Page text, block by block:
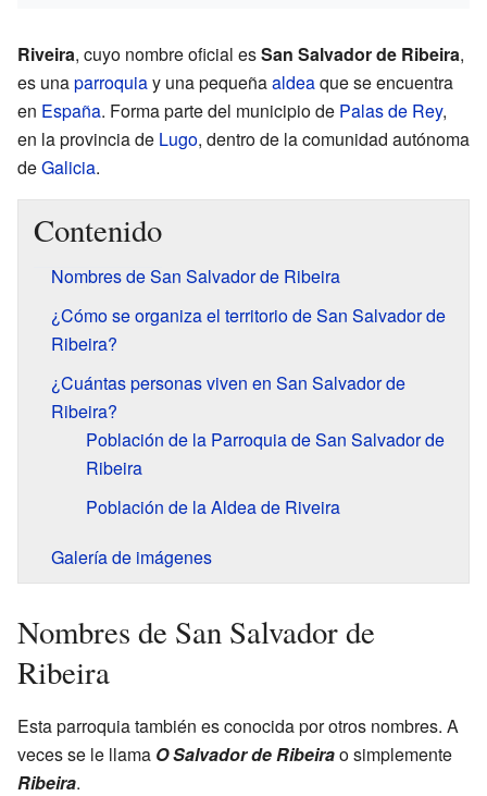
Riveira, cuyo nombre oficial esSan Salvador de Ribeira,
es unaparroquiay una pequeñaaldeaque se encuentra
en España. Forma parte del municipio de Palas de Rey,
en la provincia de Lugo, dentro de la comunidad autónoma
deGalicia.
Contenido
Nombres de San Salvador de Ribeira
¿Cómo se organiza el territorio de San Salvador de
Ribeira?
¿Cuántas personas viven en San Salvador de
Ribeira?
Población de la Parroquia de San Salvador de
Ribeira
Población de la Aldea de Riveira
Galería de imágenes
Nombres de San Salvador de
Ribeira
Esta parroquia también es conocida por otros nombres. A
veces se le llama O Salvador de Ribeirao simplemente
Ribeira.